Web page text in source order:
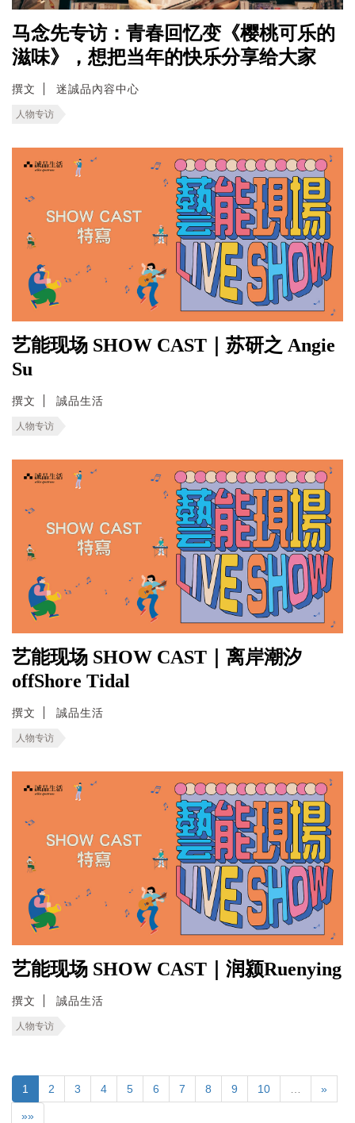
马念先专访：青春回忆变《樱桃可乐的
滋味》，想把当年的快乐分享给大家
撰文 迷誠品內容中心
人物专访
艺能现场 SHOW CAST｜苏研之 Angie
Su
撰文 誠品生活
人物专访
艺能现场 SHOW CAST｜离岸潮汐
offShore Tidal
撰文 誠品生活
人物专访
艺能现场 SHOW CAST｜润颍Ruenying
撰文 誠品生活
人物专访
1 2 3 4 5 6 7 8 9 10 »
»»